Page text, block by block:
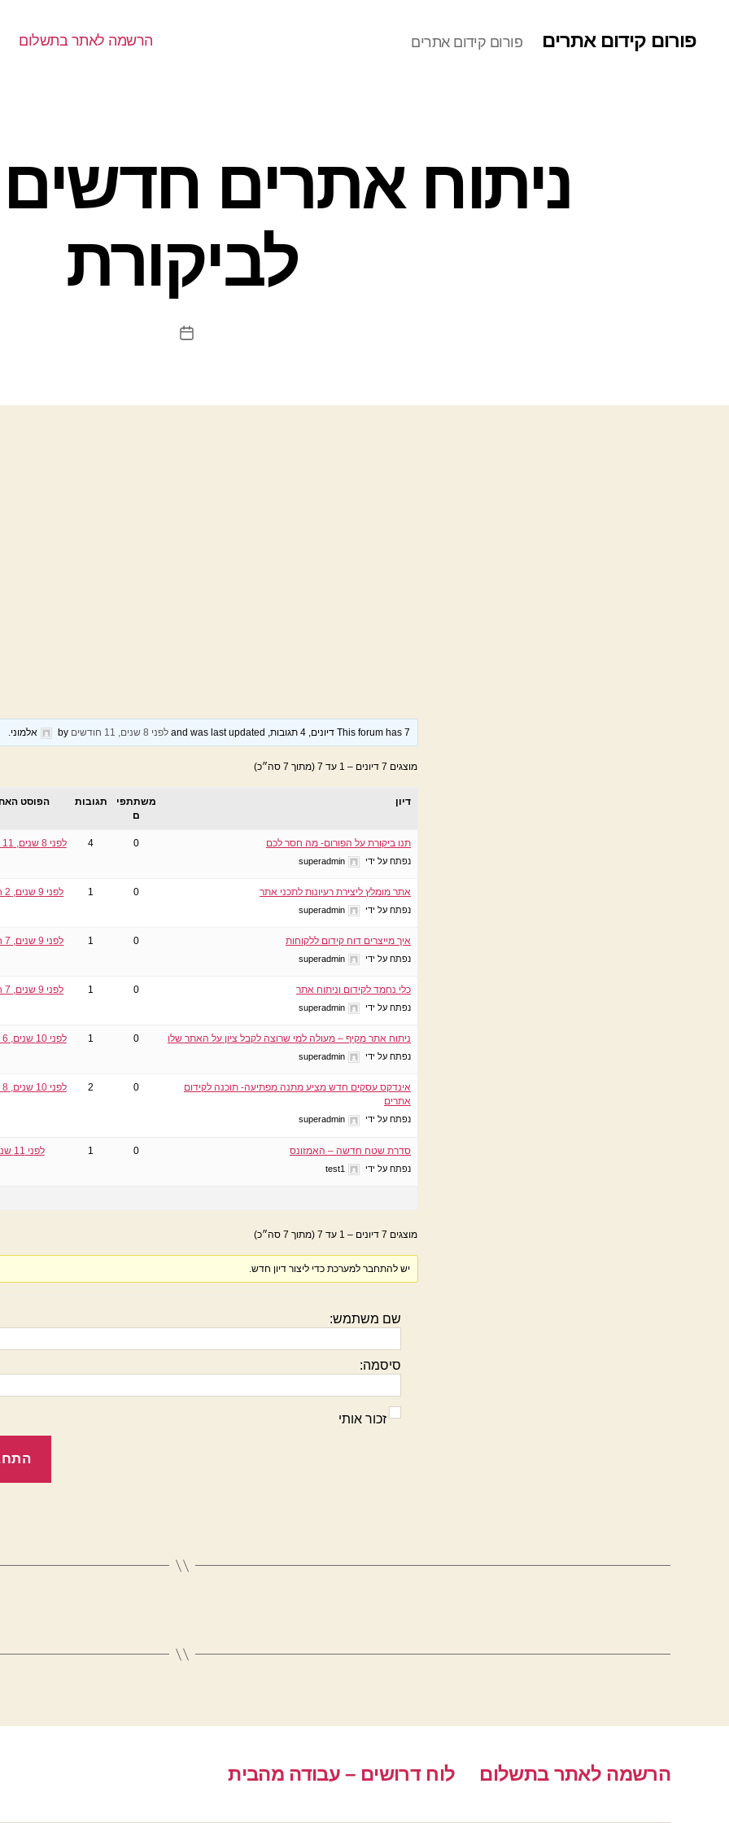
פורום קידום אתרים פורום קידום אתרים הרשמה לאתר בתשלום
ניתוח אתרים
לביקורת
תאריך
This forum has 7 דיונים, 4 תגובות, and was last updated לפני 8 שנים, 11 חודשים by אלמוני.
מוצגים 7 דיונים – 1 עד 7 (מתוך 7 סה״כ)
דיון
משתתפי
ם
תגובות הפוסט
תנו ביקורת על הפורום- מה חסר לכם
נפתח על ידי superadmin
0
4 לפני 8 שנים, 11 חודשים
אתר מומלץ ליצירת רעיונות לתכני אתר
נפתח על ידי superadmin
0
1 לפני 9 שנים, 2 חודשים
איך מייצרים דוח קידום ללקוחות
נפתח על ידי superadmin
0
1 לפני 9 שנים, 7 חודשים
כלי נחמד לקידום וניתוח אתר
נפתח על ידי superadmin
0
1 לפני 9 שנים, 7 חודשים
ניתוח אתר מקיף – מעולה למי שרוצה לקבל ציון על האתר שלו
נפתח על ידי superadmin
0
1 לפני 10 שנים, 6 חודשים
אינדקס עסקים חדש מציע מתנה מפתיעה- תוכנה לקידום
אתרים
נפתח על ידי superadmin
0
2 לפני 10 שנים, 8 חודשים
סדרת שטח חדשה – האמזונס
נפתח על ידי test1
0
1 לפני 11 שנים
מוצגים 7 דיונים – 1 עד 7 (מתוך 7 סה״כ)
יש להתחבר למערכת כדי ליצור דיון חדש.
שם משתמש:
סיסמה:
זכור אותי
הרשמה לאתר בתשלום לוח דרושים – עבודה מהבית